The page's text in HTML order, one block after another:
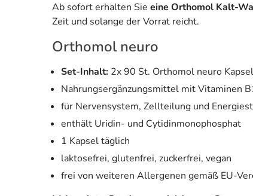
Ab sofort erhalten Sie eine Orthomol Kalt-
Zeit und solange der Vorrat reicht.
Orthomol neuro
Set-Inhalt: 2x 90 St. Orthomol neuro
Nahrungsergänzungsmittel mit Vitaminen
für Nervensystem, Zellteilung und
enthält Uridin- und Cytidinmonophosphat
1 Kapsel täglich
laktosefrei, glutenfrei, zuckerfrei, vegan
frei von weiteren Allergenen gemäß EU-